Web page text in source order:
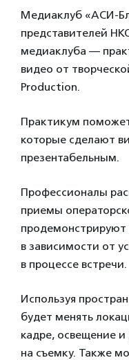
Медиаклуб «АСИ-
представителей
медиаклуба —
видео от
Production.
Практикум
которые сделают
презентабельным.
Профессионалы
приемы
продемонстрируют
в зависимости от
в процессе встречи.
Используя
будет менять
кадре, освещение
на съемку. Также